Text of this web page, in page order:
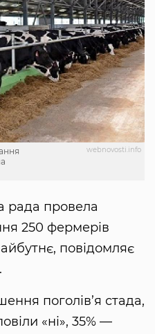
webnovosti.info
рада провела
250 фермерів
повідомляє
.
поголів’я стада,
«ні», 35% —